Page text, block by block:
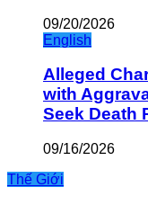
09/20/2026
English
Alleged
with
Seek Death
09/16/2026
Thế Giới